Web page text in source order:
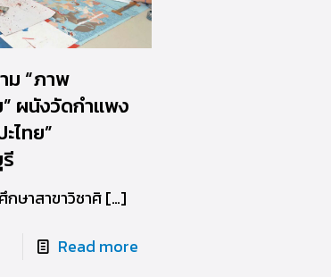
ม “ภาพ
ผนังวัดกำแพง
ไทย”
กษาสาขาวิชาศิ[…]
Read more